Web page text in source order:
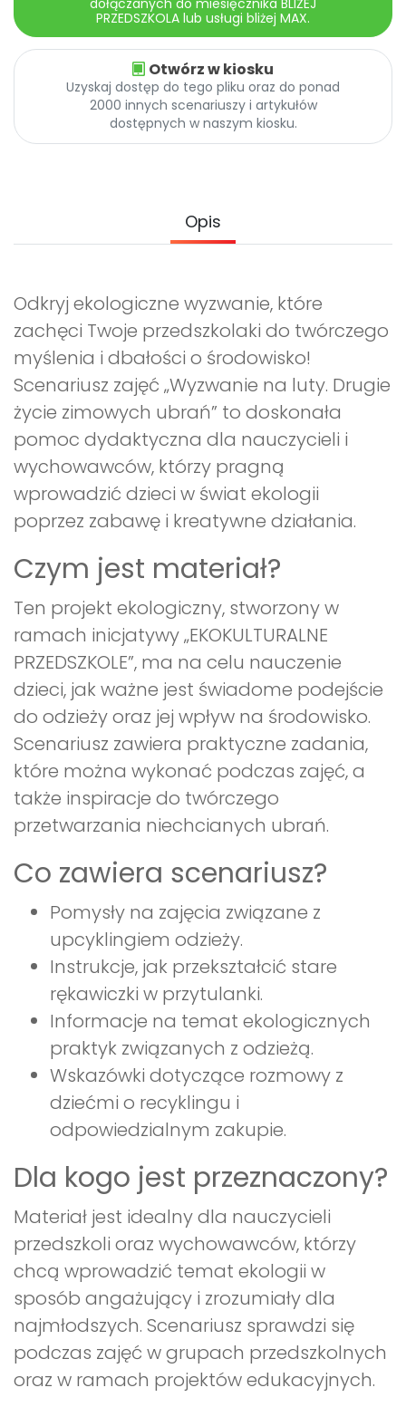
Pomoc
Promocje
dołączanych do miesięcznika BLIŻEJ
PRZEDSZKOLA lub usługi bliżej MAX.
Otwórz w kiosku
Uzyskaj dostęp do tego pliku oraz do ponad
2000 innych scenariuszy i artykułów
dostępnych w naszym kiosku.
Opis
Odkryj ekologiczne wyzwanie, które
zachęci Twoje przedszkolaki do twórczego
myślenia i dbałości o środowisko!
Scenariusz zajęć „Wyzwanie na luty. Drugie
życie zimowych ubrań” to doskonała
pomoc dydaktyczna dla nauczycieli i
wychowawców, którzy pragną
wprowadzić dzieci w świat ekologii
poprzez zabawę i kreatywne działania.
Czym jest materiał?
Ten projekt ekologiczny, stworzony w
ramach inicjatywy „EKOKULTURALNE
PRZEDSZKOLE”, ma na celu nauczenie
dzieci, jak ważne jest świadome podejście
do odzieży oraz jej wpływ na środowisko.
Scenariusz zawiera praktyczne zadania,
które można wykonać podczas zajęć, a
także inspiracje do twórczego
przetwarzania niechcianych ubrań.
Co zawiera scenariusz?
Pomysły na zajęcia związane z
upcyklingiem odzieży.
Instrukcje, jak przekształcić stare
rękawiczki w przytulanki.
Informacje na temat ekologicznych
praktyk związanych z odzieżą.
Wskazówki dotyczące rozmowy z
dziećmi o recyklingu i
odpowiedzialnym zakupie.
Dla kogo jest przeznaczony?
Materiał jest idealny dla nauczycieli
przedszkoli oraz wychowawców, którzy
chcą wprowadzić temat ekologii w
sposób angażujący i zrozumiały dla
najmłodszych. Scenariusz sprawdzi się
podczas zajęć w grupach przedszkolnych
oraz w ramach projektów edukacyjnych.